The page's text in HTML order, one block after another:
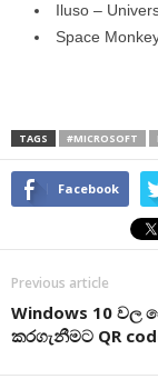
Iluso –
Space
TAGS #MICROSOFT
Facebook
Previous article
Windows 10 වල
කරගැනීමට QR